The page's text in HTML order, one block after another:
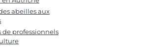
abeilles aux
de professionnels